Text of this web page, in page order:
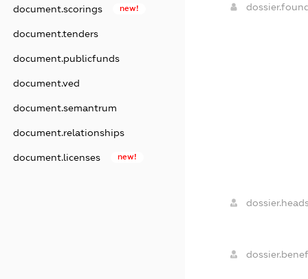
document.scorings new!
document.tenders
document.publicfunds
document.ved
document.semantrum
document.relationships
document.licenses new!